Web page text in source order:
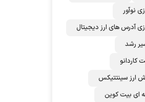
نوآور
آدرس های ارز دیجیتال
رشد
کاردانو
ارز سینتتیکس
ای بیت کوین